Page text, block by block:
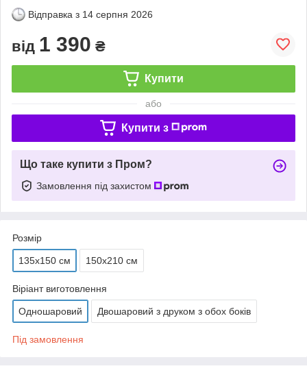
Відправка з 14 серпня 2026
від 1 390 ₴
Купити
або
Купити з
Що таке купити з Пром?
Замовлення під захистом
Розмір
135х150 см 150х210 см
Віріант виготовлення
Одношаровий Двошаровий з друком з обох боків
Під замовлення